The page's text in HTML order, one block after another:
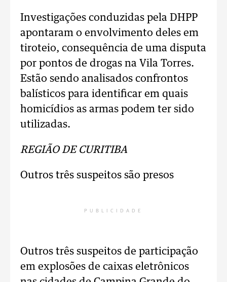
Investigações conduzidas pela DHPP
apontaram o envolvimento deles em
tiroteio, consequência de uma disputa
por pontos de drogas na Vila Torres.
Estão sendo analisados confrontos
balísticos para identificar em quais
homicídios as armas podem ter sido
utilizadas.
REGIÃO DE CURITIBA
Outros três suspeitos são presos
PUBLICIDADE
Outros três suspeitos de participação
em explosões de caixas eletrônicos